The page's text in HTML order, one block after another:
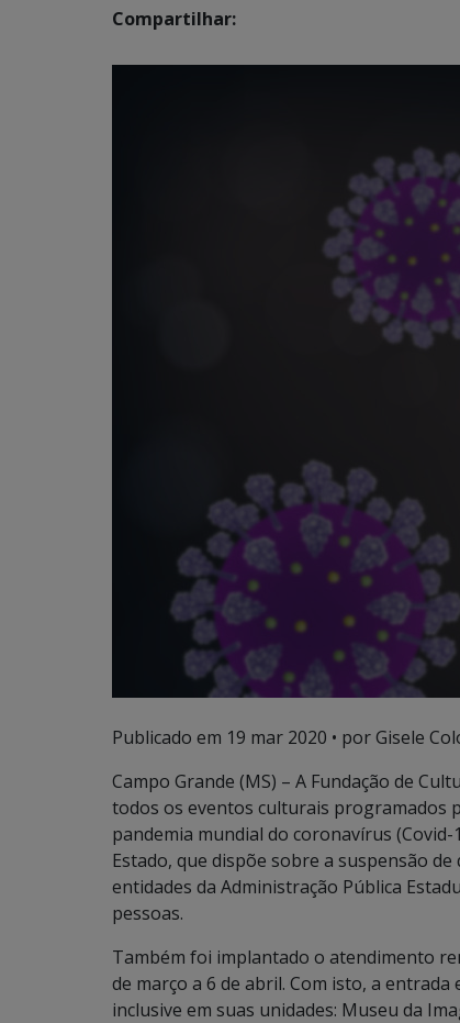
Compartilhar:
Publicado em 19 mar 2020 • por Gisele
Campo Grande (MS) – A Fundação de
todos os eventos culturais programados
pandemia mundial do coronavírus
Estado, que dispõe sobre a suspensão
entidades da Administração Pública
pessoas.
Também foi implantado o atendimento
de março a 6 de abril. Com isto, a
inclusive em suas unidades: Museu da